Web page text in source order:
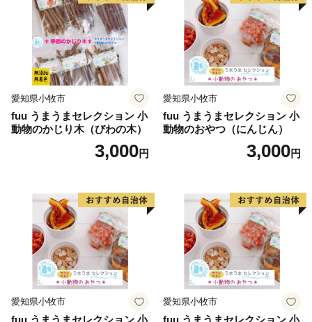
愛知県小牧市
fuu うまうまセレクション 小
動物のかじり木（びわの木）
3,000円
愛知県小牧市
fuu うまうまセレクション 小
動物のおやつ（にんじん）
3,000円
愛知県小牧市
fuu うまうまセレクション 小
愛知県小牧市
fuu うまうまセレクション 小